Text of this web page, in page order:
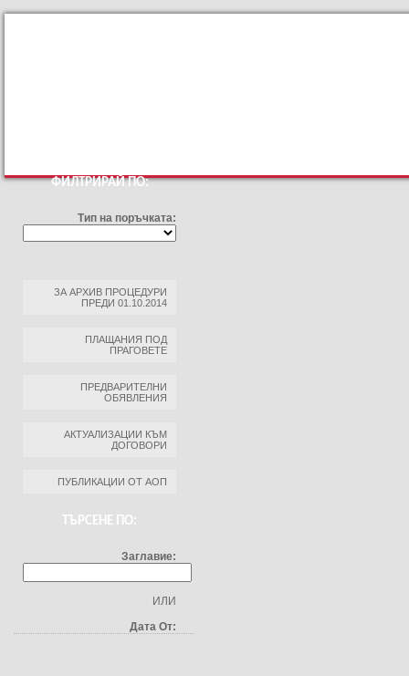
ФИЛТРИРАЙ ПО:
Тип на поръчката:
ЗА АРХИВ ПРОЦЕДУРИ
ПРЕДИ 01.10.2014
ПЛАЩАНИЯ ПОД
ПРАГОВЕТЕ
ПРЕДВАРИТЕЛНИ
ОБЯВЛЕНИЯ
АКТУАЛИЗАЦИИ КЪМ
ДОГОВОРИ
ПУБЛИКАЦИИ ОТ АОП
ТЪРСЕНЕ ПО:
Заглавие:
ИЛИ
Дата От: